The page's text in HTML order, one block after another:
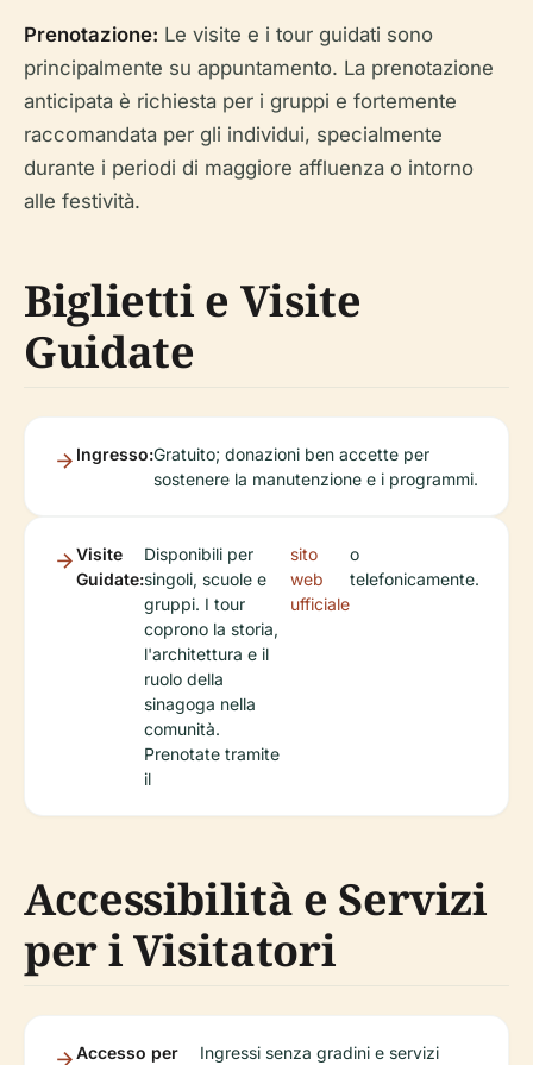
Prenotazione: Le visite e i tour guidati sono
principalmente su appuntamento. La prenotazione
anticipata è richiesta per i gruppi e fortemente
raccomandata per gli individui, specialmente
durante i periodi di maggiore affluenza o intorno
alle festività.
Biglietti e Visite
Guidate
Ingresso:Gratuito; donazioni ben accette per
sostenere la manutenzione e i programmi.
Visite
Guidate:
Disponibili per
singoli, scuole e
gruppi. I tour
coprono la storia,
l'architettura e il
ruolo della
sinagoga nella
comunità.
Prenotate tramite
il
sito
web
ufficiale
o
telefonicamente.
Accessibilità e Servizi
per i Visitatori
Accesso per
Ingressi senza gradini e servizi